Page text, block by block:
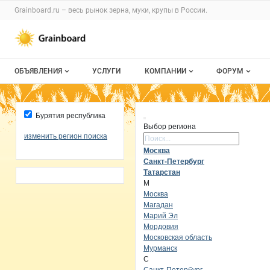
Раздел навигации по сайту grainboard.ru
Grainboard.ru – весь рынок зерна, муки, крупы в России.
Авторизация и меню пользователя
Навигация по разделам сайта grainboard.ru
ОБЪЯВЛЕНИЯ
Все объявления
УСЛУГИ КОМПАНИИ
О каталоге компаний
Каталог компаний
Моя компания
Платное размещение
ФОРУМ
Все темы
С моим
Выбор региона
Москва
Санкт-Петербург
Татарстан
М
Москва
Магадан
Марий Эл
Мордовия
Московская область
Мурманск
С
Бурятия республика
изменить регион поиска